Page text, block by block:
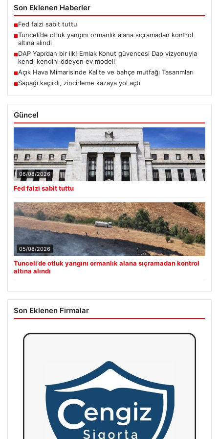
Son Eklenen Haberler
■Fed faizi sabit tuttu
■Tunceli’de otluk yangını ormanlık alana sıçramadan kontrol
altına alındı
■DAP Yapı’dan bir ilk! Emlak Konut güvencesi Dap vizyonuyla
kendi kendini ödeyen ev modeli
■Açık Hava Mimarisinde Kalite ve bahçe mutfağı Tasarımları
■Sapağı kaçırdı, zincirleme kazaya yol açtı
Güncel
06/08/2026
Fed faizi sabit tuttu
05/08/2026
Tunceli’de otluk yangını ormanlık alana sıçramadan kontrol
altına alındı
Son Eklenen Firmalar